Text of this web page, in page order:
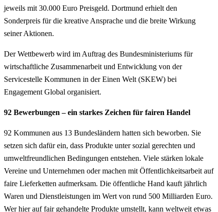
jeweils mit 30.000 Euro Preisgeld. Dortmund erhielt den
Sonderpreis für die kreative Ansprache und die breite Wirkung
seiner Aktionen.
Der Wettbewerb wird im Auftrag des Bundesministeriums für
wirtschaftliche Zusammenarbeit und Entwicklung von der
Servicestelle Kommunen in der Einen Welt (SKEW) bei
Engagement Global organisiert.
92 Bewerbungen – ein starkes Zeichen für fairen Handel
92 Kommunen aus 13 Bundesländern hatten sich beworben. Sie
setzen sich dafür ein, dass Produkte unter sozial gerechten und
umweltfreundlichen Bedingungen entstehen. Viele stärken lokale
Vereine und Unternehmen oder machen mit Öffentlichkeitsarbeit auf
faire Lieferketten aufmerksam. Die öffentliche Hand kauft jährlich
Waren und Dienstleistungen im Wert von rund 500 Milliarden Euro.
Wer hier auf fair gehandelte Produkte umstellt, kann weltweit etwas